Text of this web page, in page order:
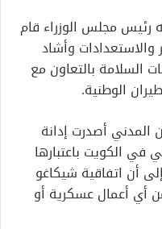
رئيس مجلس الوزراء قام
والاستعدادات وأشاد
السلامة بالتعاون مع
الوطنية.
المدني أصدرت إدانة
في الكويت باعتبارها
أن اتفاقية شيكاغو
أي أعمال عسكرية أو